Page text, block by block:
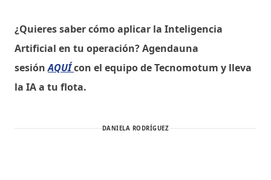
¿Quieres saber cómo aplicar la Inteligencia
Artificial en tu operación? Agendauna
sesión AQUÍcon el equipo de Tecnomotum y lleva
la IA a tu flota.
DANIELA RODRÍGUEZ